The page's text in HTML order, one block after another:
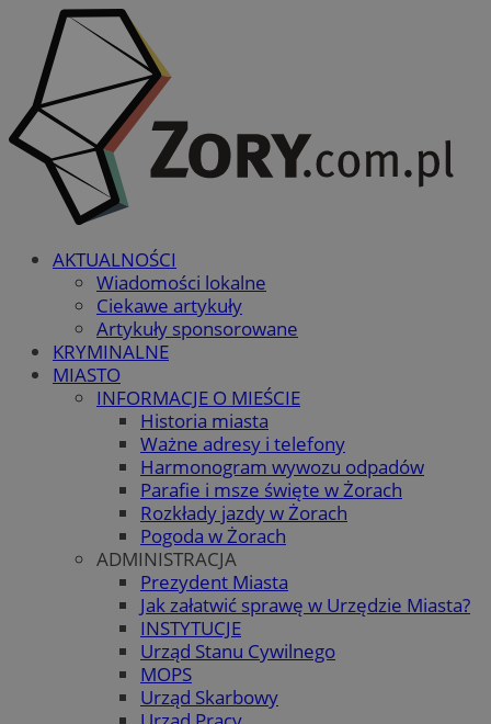
AKTUALNOŚCI
Wiadomości lokalne
Ciekawe artykuły
Artykuły sponsorowane
KRYMINALNE
MIASTO
INFORMACJE O MIEŚCIE
Historia miasta
Ważne adresy i telefony
Harmonogram wywozu odpadów
Parafie i msze święte w Żorach
Rozkłady jazdy w Żorach
Pogoda w Żorach
ADMINISTRACJA
Prezydent Miasta
Jak załatwić sprawę w Urzędzie Miasta?
INSTYTUCJE
Urząd Stanu Cywilnego
MOPS
Urząd Skarbowy